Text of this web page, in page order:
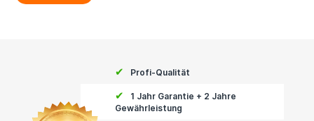
✔ Profi-Qualität
✔
1 Jahr Garantie + 2 Jahre
Gewährleistung